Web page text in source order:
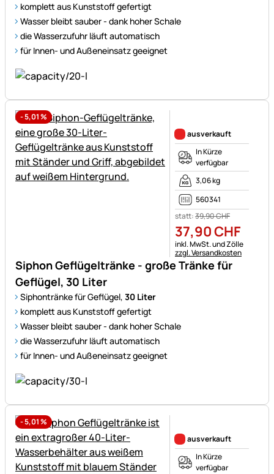
komplett aus Kunststoff gefertigt
Wasser bleibt sauber - dank hoher Schale
die Wasserzufuhr läuft automatisch
für Innen- und Außeneinsatz geeignet
-5,01%
Siphon Geflügeltränke - große Tränke für
Geflügel, 30 Liter
Siphontränke für Geflügel, 30 Liter
komplett aus Kunststoff gefertigt
Wasser bleibt sauber - dank hoher Schale
die Wasserzufuhr läuft automatisch
für Innen- und Außeneinsatz geeignet
ausverkauft
In Kürze
verfügbar
3,06 kg
560341
statt:39,90CHF
37,90CHF
Steuerhinweis:
inkl. MwSt. und Zölle
zzgl. Versandkosten
-5,01%
ausverkauft
In Kürze
verfügbar